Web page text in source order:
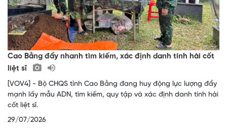
Cao Bằng đẩy nhanh tìm kiếm, xác định danh tính hài cốt
liệt sĩ
[VOV4] - Bộ CHQS tỉnh Cao Bằng đang huy động lực lượng đẩy
mạnh lấy mẫu ADN, tìm kiếm, quy tập và xác định danh tính hài
cốt liệt sĩ.
29/07/2026